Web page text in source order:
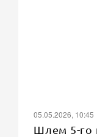
05.05.2026, 10:45
Шлем 5-го